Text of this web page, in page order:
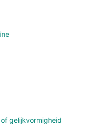
gelijkvormigheid